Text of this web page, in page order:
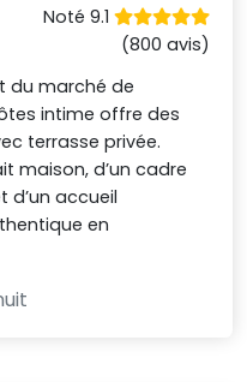
Noté 9.1
(800 avis)
du marché de
intime offre des
terrasse privée.
maison, d’un cadre
d’un accueil
en